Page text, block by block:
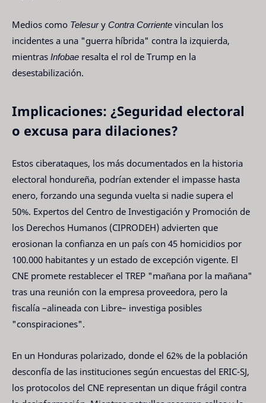
Medios como Telesury Contra Corriente vinculan los
incidentes a una "guerra híbrida" contra la izquierda,
mientras Infobae resalta el rol de Trump en la
desestabilización.
Implicaciones: ¿Seguridad electoral
o excusa para dilaciones?
Estos ciberataques, los más documentados en la historia
electoral hondureña, podrían extender el impasse hasta
enero, forzando una segunda vuelta si nadie supera el
50%. Expertos del Centro de Investigación y Promoción de
los Derechos Humanos (CIPRODEH) advierten que
erosionan la confianza en un país con 45 homicidios por
100.000 habitantes y un estado de excepción vigente. El
CNE promete restablecer el TREP "mañana por la mañana"
tras una reunión con la empresa proveedora, pero la
fiscalía –alineada con Libre– investiga posibles
"conspiraciones".
En un Honduras polarizado, donde el 62% de la población
desconfía de las instituciones según encuestas del ERIC-SJ,
los protocolos del CNE representan un dique frágil contra